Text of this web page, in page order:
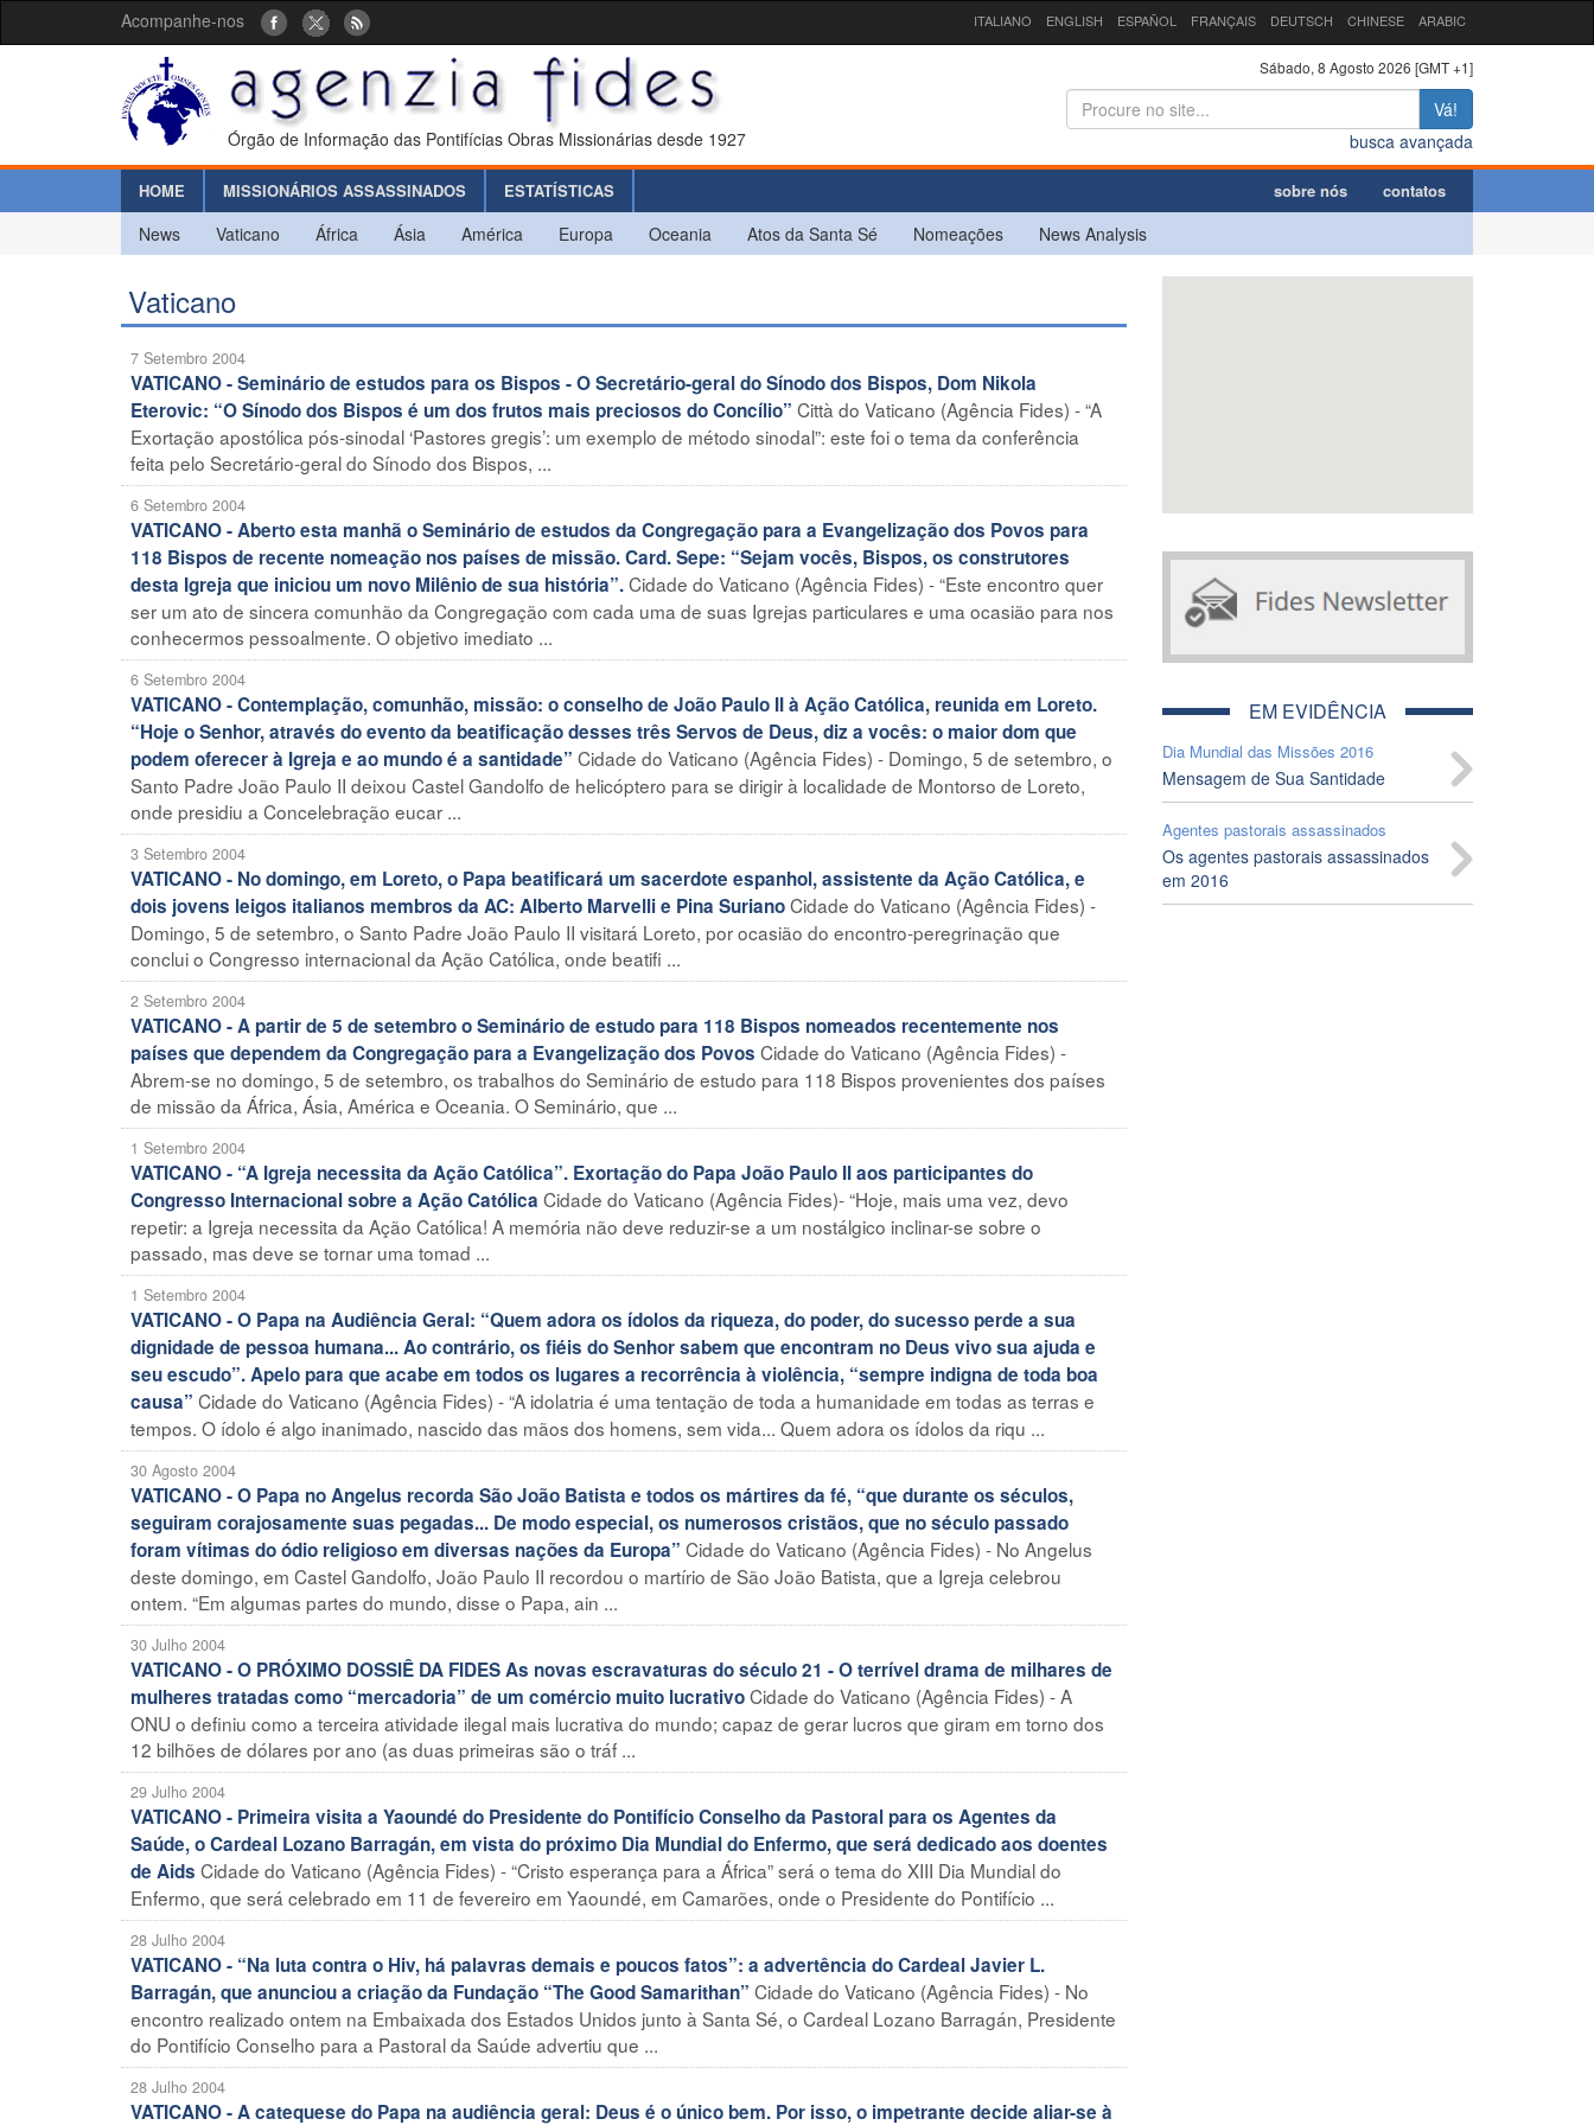
Acompanhe-nos ITALIANO ENGLISH ESPAÑOL FRANÇAIS DEUTSCH CHINESE ARABIC
Órgão de Informação das Pontifícias Obras Missionárias desde 1927
Sábado, 8 Agosto 2026 [GMT +1]
Vá!
busca avançada
HOME MISSIONÁRIOS ASSASSINADOS ESTATÍSTICAS sobre nós contatos
News Vaticano África Ásia América Europa Oceania Atos da Santa Sé Nomeações News Analysis
Vaticano
7 Setembro 2004
VATICANO - Seminário de estudos para os Bispos - O Secretário-geral do Sínodo dos Bispos, Dom Nikola
Eterovic: “O Sínodo dos Bispos é um dos frutos mais preciosos do Concílio” Città do Vaticano (Agência Fides) - “A
Exortação apostólica pós-sinodal ‘Pastores gregis’: um exemplo de método sinodal”: este foi o tema da conferência
feita pelo Secretário-geral do Sínodo dos Bispos, ...
6 Setembro 2004
VATICANO - Aberto esta manhã o Seminário de estudos da Congregação para a Evangelização dos Povos para
118 Bispos de recente nomeação nos países de missão. Card. Sepe: “Sejam vocês, Bispos, os construtores
desta Igreja que iniciou um novo Milênio de sua história”.Cidade do Vaticano (Agência Fides) - “Este encontro quer
ser um ato de sincera comunhão da Congregação com cada uma de suas Igrejas particulares e uma ocasião para nos
conhecermos pessoalmente. O objetivo imediato ...
6 Setembro 2004
VATICANO - Contemplação, comunhão, missão: o conselho de João Paulo II à Ação Católica, reunida em Loreto.
“Hoje o Senhor, através do evento da beatificação desses três Servos de Deus, diz a vocês: o maior dom que
podem oferecer à Igreja e ao mundo é a santidade” Cidade do Vaticano (Agência Fides) - Domingo, 5 de setembro, o
Santo Padre João Paulo II deixou Castel Gandolfo de helicóptero para se dirigir à localidade de Montorso de Loreto,
onde presidiu a Concelebração eucar ...
3 Setembro 2004
VATICANO - No domingo, em Loreto, o Papa beatificará um sacerdote espanhol, assistente da Ação Católica, e
dois jovens leigos italianos membros da AC: Alberto Marvelli e Pina SurianoCidade do Vaticano (Agência Fides) -
Domingo, 5 de setembro, o Santo Padre João Paulo II visitará Loreto, por ocasião do encontro-peregrinação que
conclui o Congresso internacional da Ação Católica, onde beatifi ...
2 Setembro 2004
VATICANO - A partir de 5 de setembro o Seminário de estudo para 118 Bispos nomeados recentemente nos
países que dependem da Congregação para a Evangelização dos Povos Cidade do Vaticano (Agência Fides) -
Abrem-se no domingo, 5 de setembro, os trabalhos do Seminário de estudo para 118 Bispos provenientes dos países
de missão da África, Ásia, América e Oceania. O Seminário, que ...
1 Setembro 2004
VATICANO - “A Igreja necessita da Ação Católica”. Exortação do Papa João Paulo II aos participantes do
Congresso Internacional sobre a Ação Católica Cidade do Vaticano (Agência Fides)- “Hoje, mais uma vez, devo
repetir: a Igreja necessita da Ação Católica! A memória não deve reduzir-se a um nostálgico inclinar-se sobre o
passado, mas deve se tornar uma tomad ...
1 Setembro 2004
VATICANO - O Papa na Audiência Geral: “Quem adora os ídolos da riqueza, do poder, do sucesso perde a sua
dignidade de pessoa humana... Ao contrário, os fiéis do Senhor sabem que encontram no Deus vivo sua ajuda e
seu escudo”. Apelo para que acabe em todos os lugares a recorrência à violência, “sempre indigna de toda boa
causa” Cidade do Vaticano (Agência Fides) - “A idolatria é uma tentação de toda a humanidade em todas as terras e
tempos. O ídolo é algo inanimado, nascido das mãos dos homens, sem vida... Quem adora os ídolos da riqu ...
30 Agosto 2004
VATICANO - O Papa no Angelus recorda São João Batista e todos os mártires da fé, “que durante os séculos,
seguiram corajosamente suas pegadas... De modo especial, os numerosos cristãos, que no século passado
foram vítimas do ódio religioso em diversas nações da Europa” Cidade do Vaticano (Agência Fides) - No Angelus
deste domingo, em Castel Gandolfo, João Paulo II recordou o martírio de São João Batista, que a Igreja celebrou
ontem. “Em algumas partes do mundo, disse o Papa, ain ...
30 Julho 2004
VATICANO - O PRÓXIMO DOSSIÊ DA FIDES As novas escravaturas do século 21 - O terrível drama de milhares de
mulheres tratadas como “mercadoria” de um comércio muito lucrativoCidade do Vaticano (Agência Fides) - A
ONU o definiu como a terceira atividade ilegal mais lucrativa do mundo; capaz de gerar lucros que giram em torno dos
12 bilhões de dólares por ano (as duas primeiras são o tráf ...
29 Julho 2004
VATICANO - Primeira visita a Yaoundé do Presidente do Pontifício Conselho da Pastoral para os Agentes da
Saúde, o Cardeal Lozano Barragán, em vista do próximo Dia Mundial do Enfermo, que será dedicado aos doentes
de Aids Cidade do Vaticano (Agência Fides) - “Cristo esperança para a África” será o tema do XIII Dia Mundial do
Enfermo, que será celebrado em 11 de fevereiro em Yaoundé, em Camarões, onde o Presidente do Pontifício ...
28 Julho 2004
VATICANO - “Na luta contra o Hiv, há palavras demais e poucos fatos”: a advertência do Cardeal Javier L.
Barragán, que anunciou a criação da Fundação “The Good Samarithan” Cidade do Vaticano (Agência Fides) - No
encontro realizado ontem na Embaixada dos Estados Unidos junto à Santa Sé, o Cardeal Lozano Barragán, Presidente
do Pontifício Conselho para a Pastoral da Saúde advertiu que ...
28 Julho 2004
VATICANO - A catequese do Papa na audiência geral: Deus é o único bem. Por isso, o impetrante decide aliar-se à
EM EVIDÊNCIA
Dia Mundial das Missões 2016
Mensagem de Sua Santidade
Agentes pastorais assassinados
Os agentes pastorais assassinados
em 2016